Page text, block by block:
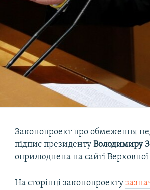
Законопроект про обмеження
підпис президентуВолодимиру
оприлюднена на сайті
На сторінці законопроекту